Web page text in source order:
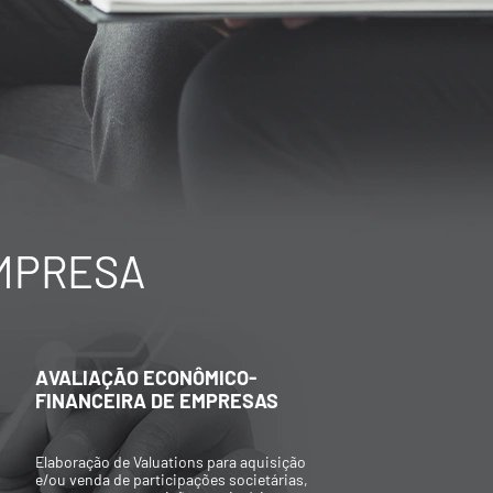
AVALIAÇÃO ECONÔMICO-
FINANCEIRA DE EMPRESAS
Elaboração de Valuations para aquisição
e/ou venda de participações societárias,